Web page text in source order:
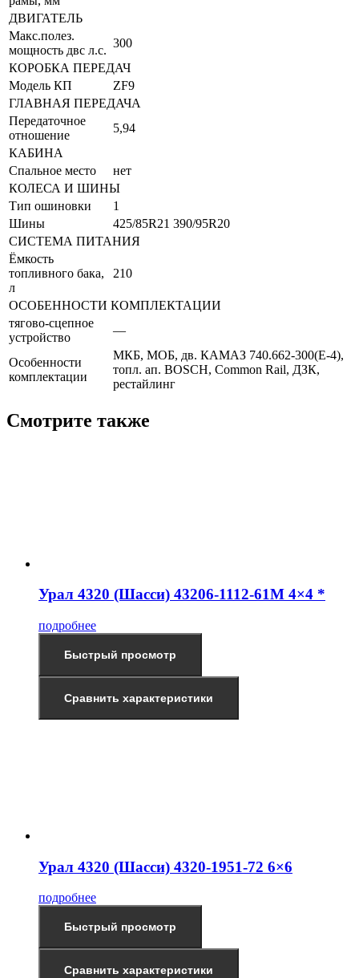
ДВИГАТЕЛЬ
Макс.полез.
мощность двс л.с.
300
КОРОБКА ПЕРЕДАЧ
Модель КП
ZF9
ГЛАВНАЯ ПЕРЕДАЧА
Передаточное
отношение
5,94
КАБИНА
Спальное место
нет
КОЛЕСА И ШИНЫ
Тип ошиновки
1
Шины
425/85R21 390/95R20
СИСТЕМА ПИТАНИЯ
Ёмкость
топливного бака,
л
210
ОСОБЕННОСТИ КОМПЛЕКТАЦИИ
тягово-сцепное
устройство
—
Особенности
комплектации
МКБ, МОБ, дв. КАМАЗ 740.662-300(Е-4),
топл. ап. BOSCH, Common Rail, ДЗК,
рестайлинг
Смотрите также
Урал 4320 (Шасси) 43206-1112-61М 4×4 *
подробнее
Быстрый просмотр
Сравнить характеристики
Урал 4320 (Шасси) 4320-1951-72 6×6
подробнее
Быстрый просмотр
Сравнить характеристики